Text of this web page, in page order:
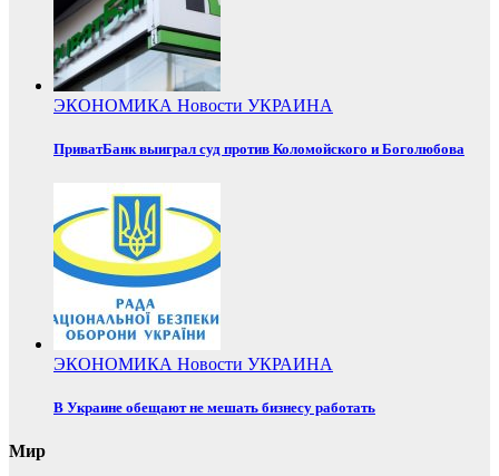
ЭКОНОМИКА Новости УКРАИНА
ПриватБанк выиграл суд против Коломойского и Боголюбова
ЭКОНОМИКА Новости УКРАИНА
В Украине обещают не мешать бизнесу работать
Мир